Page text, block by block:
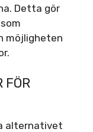
Detta gör
möjligheten
FÖR
alternativet